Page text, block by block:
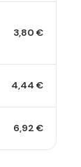
3,80 €
4,44 €
6,92 €